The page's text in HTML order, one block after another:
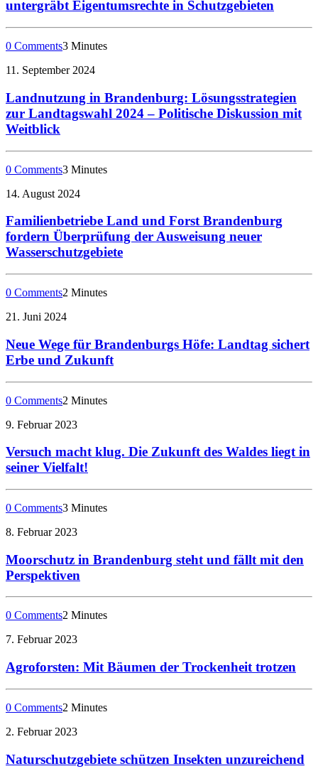
untergräbt Eigentumsrechte in Schutzgebieten
0 Comments3 Minutes
11. September 2024
Landnutzung in Brandenburg: Lösungsstrategien
zur Landtagswahl 2024 – Politische Diskussion mit
Weitblick
0 Comments3 Minutes
14. August 2024
Familienbetriebe Land und Forst Brandenburg
fordern Überprüfung der Ausweisung neuer
Wasserschutzgebiete
0 Comments2 Minutes
21. Juni 2024
Neue Wege für Brandenburgs Höfe: Landtag sichert
Erbe und Zukunft
0 Comments2 Minutes
9. Februar 2023
Versuch macht klug. Die Zukunft des Waldes liegt in
seiner Vielfalt!
0 Comments3 Minutes
8. Februar 2023
Moorschutz in Brandenburg steht und fällt mit den
Perspektiven
0 Comments2 Minutes
7. Februar 2023
Agroforsten: Mit Bäumen der Trockenheit trotzen
0 Comments2 Minutes
2. Februar 2023
Naturschutzgebiete schützen Insekten unzureichend